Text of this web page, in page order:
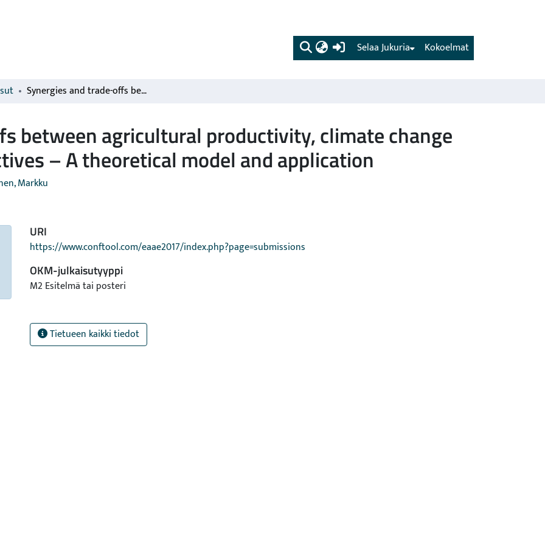
(current) Kokoelmat
Selaa Jukuria
Synergies and trade-offs between agricultural productivity, climate change and water quality objectives – A theoretical model and application
between agricultural productivity, climate change
– A theoretical model and application
Markku
URI
https://www.conftool.com/eaae2017/index.php?page=submissions
OKM-julkaisutyyppi
M2 Esitelmä tai posteri
Tietueen kaikki tiedot